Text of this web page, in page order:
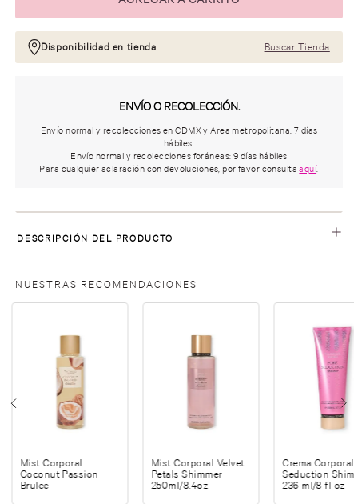
Disponibilidad en tienda Buscar Tienda
ENVÍO O RECOLECCIÓN.
Envío normal y recolecciones en CDMX y Area metropolitana: 7 días
hábiles.
Envío normal y recolecciones foráneas: 9 días hábiles
Para cualquier aclaración con devoluciones, por favor consultaaquí.
DESCRIPCIÓN DEL PRODUCTO
NUESTRAS RECOMENDACIONES
Mist Corporal
Coconut Passion
Brulee
Mist Corporal Velvet
Petals Shimmer
250ml/8.4oz
Crema Corporal
Seduction
236 ml/8 fl oz